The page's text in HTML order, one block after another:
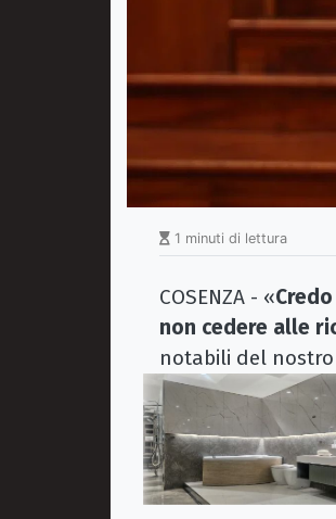
1 minuti di lettura
COSENZA - «
non cedere alle
notabili del